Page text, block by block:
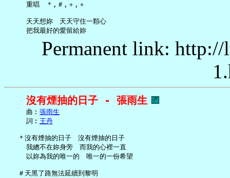
     重唱　＊,＃,＋,＋
     天天想妳　天天守住一顆心
Permanent link:
沒有煙抽的日子 - 張雨生
     曲︰
張雨生
     詞︰
王丹
   ＊沒有煙抽的日子　沒有煙抽的日子
     我總不在妳身旁　而我的心裡一直
     以妳為我的唯一的　唯一的一份希望
   ＃天黑了路無法延續到黎明